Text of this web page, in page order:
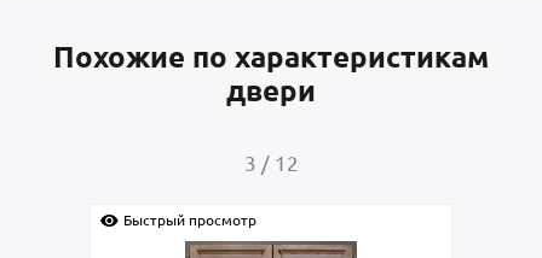
Похожие по характеристикам
двери
4 / 12